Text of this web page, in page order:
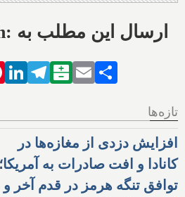
Share this with: ارسال این مطلب به
PinterestLinkedIn
Telegram
Balatarin
Email
تازه‌ها
افزایش دزدی از مغازه‌ها در
کانادا و افت صادرات به آمریکا؛
توافق تنگه هرمز در قدم آخر و